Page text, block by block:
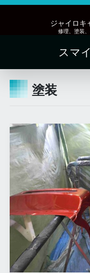
内
ッ
ジャイロキ
修理、塗装
スマ
塗装